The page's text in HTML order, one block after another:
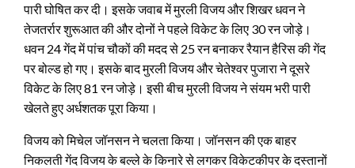
पारी घोषित कर दी। इसके जवाब में मुरली विजय और शिखर धवन ने
तेजतर्रार शुरूआत की और दोनों ने पहले विकेट के लिए 30 रन जोड़े।
धवन 24 गेंद में पांच चौकों की मदद से 25 रन बनाकर रैयान हैरिस की गेंद
पर बोल्ड हो गए। इसके बाद मुरली विजय और चेतेश्वर पुजारा ने दूसरे
विकेट के लिए 81 रन जोड़े। इसी बीच मुरली विजय ने संयम भरी पारी
खेलते हुए अर्धशतक पूरा किया।
विजय को मिचेल जॉनसन ने चलता किया। जॉनसन की एक बाहर
निकलती गेंद विजय के बल्ले के किनारे से लगकर विकेटकीपर के दस्तानों